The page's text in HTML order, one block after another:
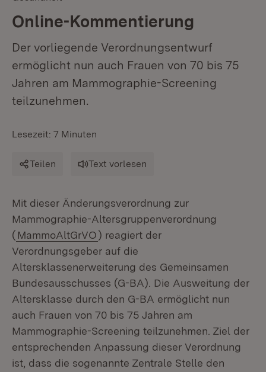
Online-Kommentierung
Der vorliegende Verordnungsentwurf
ermöglicht nun auch Frauen von 70 bis 75
Jahren am Mammographie-Screening
teilzunehmen.
Lesezeit: 7 Minuten
Teilen Text vorlesen
Mit dieser Änderungsverordnung zur
Mammographie-Altersgruppenverordnung
(MammoAltGrVO) reagiert der
Verordnungsgeber auf die
Altersklassenerweiterung des Gemeinsamen
Bundesausschusses (G-BA). Die Ausweitung der
Altersklasse durch den G-BA ermöglicht nun
auch Frauen von 70 bis 75 Jahren am
Mammographie-Screening teilzunehmen. Ziel der
entsprechenden Anpassung dieser Verordnung
ist, dass die sogenannte Zentrale Stelle den